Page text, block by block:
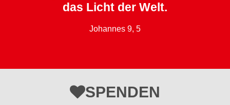
das Licht der Welt.
Johannes 9, 5
SPENDEN